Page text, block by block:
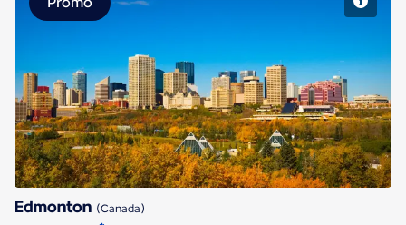
Edmonton
Edmonton (Canada)